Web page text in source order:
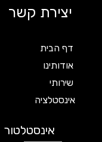
יצירת קשר
דף הבית
אודותינו
שירותי
אינסטלציה
אינסטלטור